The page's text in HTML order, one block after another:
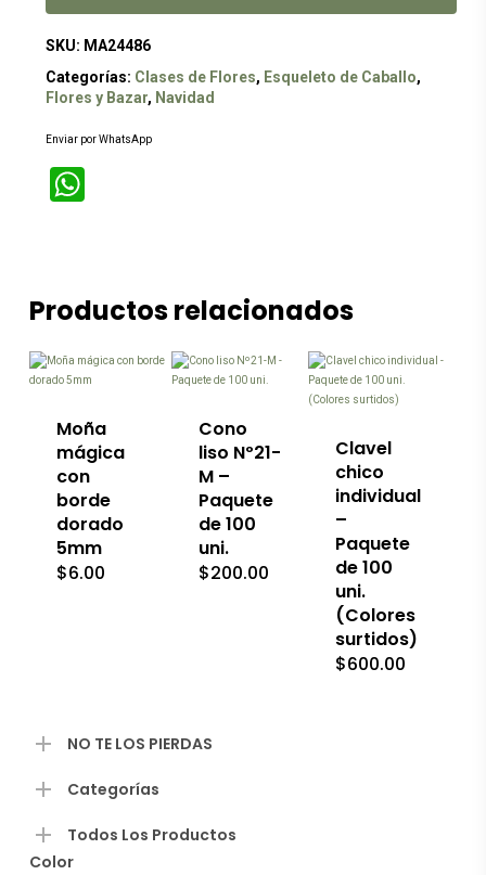
SKU: MA24486
Categorías: Clases de Flores, Esqueleto de Caballo,
Flores y Bazar, Navidad
Enviar por WhatsApp
WhatsApp
Productos relacionados
Este
tiene
múltiples
Las
pueden
elegir
página
Moña
mágica
con
borde
dorado
5mm
$6.00
Cono
liso Nº21-
M –
Paquete
de 100
uni.
$200.00
Clavel
chico
individual
–
Paquete
de 100
uni.
(Colores
surtidos)
$600.00
NO TE LOS PIERDAS
Categorías
Todos Los Productos
Color